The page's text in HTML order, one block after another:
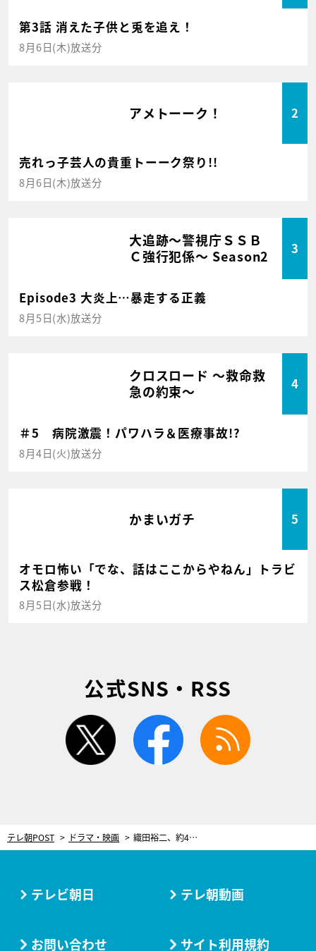
第3話 消えた子供と兎を追え！
8月6日(木)放送分
アメトーーク！ 2
売れっ子芸人の貴重トーーク祭り!!
8月6日(木)放送分
大追跡～警視庁ＳＳＢ
Ｃ強行犯係～ Season2
3
Episode3 大炎上…暴走する正義
8月5日(水)放送分
クロスロード ～救命救
急の約束～
4
＃5 病院激震！パワハラ＆医療事故!?
8月4日(火)放送分
かまいガチ 5
オモロ怖い「でな、話はここからやねん」トラビ
ス松倉参戦！
8月5日(水)放送分
公式SNS・RSS
twitter facebook
テレ朝POST ドラマ・映画 織田裕二、約4分に及ぶ“アツい”長台詞！伊藤沙莉との凸凹バディーで地上10mの執行も
テレビ朝日 テレ朝動画
お問い合わせ サイト利用規約